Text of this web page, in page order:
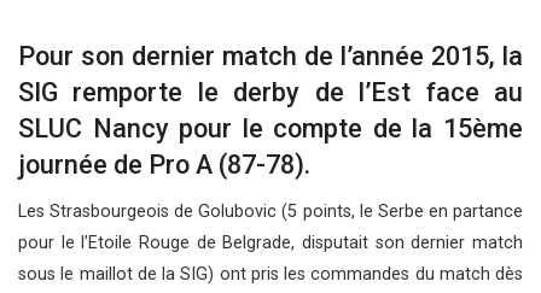
Pour son dernier match de l’année 2015, la
SIG remporte le derby de l’Est face au
SLUC Nancy pour le compte de la 15ème
journée de Pro A (87-78).
Les Strasbourgeois de Golubovic (5 points, le Serbe en partance
pour le l’Etoile Rouge de Belgrade, disputait son dernier match
sous le maillot de la SIG) ont pris les commandes du match dès